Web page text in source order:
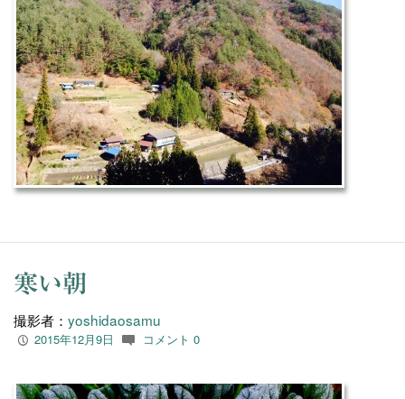
寒い朝
撮影者： yoshidaosamu
P 2015年12月9日 c コメント 0